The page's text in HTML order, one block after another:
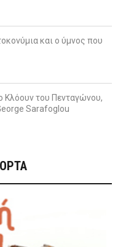
και ο ύμνος που
Κλόουν του Πενταγώνου,
Sarafoglou